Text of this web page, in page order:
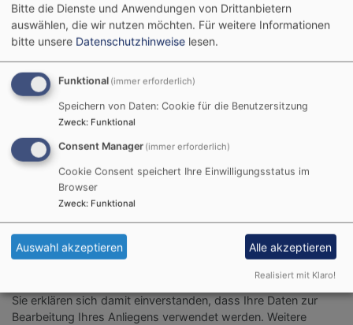
Bitte geben Sie in Ihrer Nachricht keine Links oder
Internetadressen an.
Sie erklären sich damit einverstanden, dass Ihre Daten zur
Bearbeitung Ihres Anliegens verwendet werden. Weitere
Bitte die Dienste und Anwendungen von Drittanbietern
auswählen, die wir nutzen möchten. Für weitere Informationen
bitte unsere Datenschutzhinweise lesen.
Funktional (immer erforderlich)
Speichern von Daten: Cookie für die Benutzersitzung
Zweck: Funktional
Consent Manager (immer erforderlich)
Cookie Consent speichert Ihre Einwilligungsstatus im
Browser
Zweck: Funktional
Auswahl akzeptieren Alle akzeptieren
Realisiert mit Klaro!